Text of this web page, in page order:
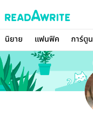
นิยาย แฟนฟิค การ์ตูน